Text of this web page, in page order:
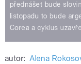
přednášet bude
listopadu to bude
Corea a cyklus
autor: Alena